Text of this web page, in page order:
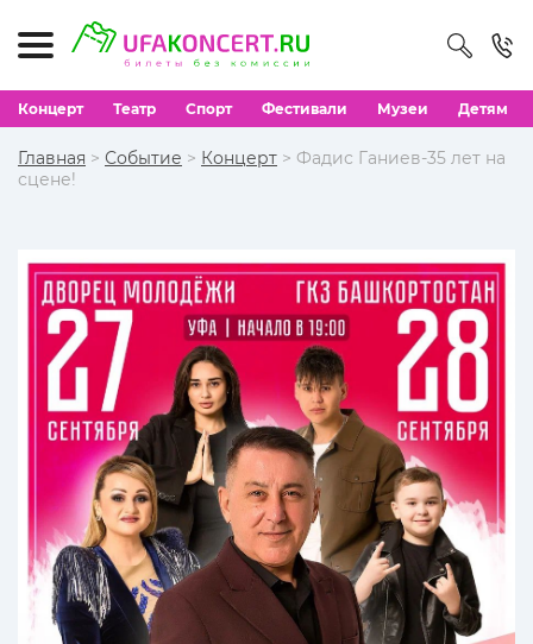
Концерт Театр Спорт Фестивали Музеи Детям
Главная > Событие > Концерт > Фадис Ганиев-35 лет на
сцене!